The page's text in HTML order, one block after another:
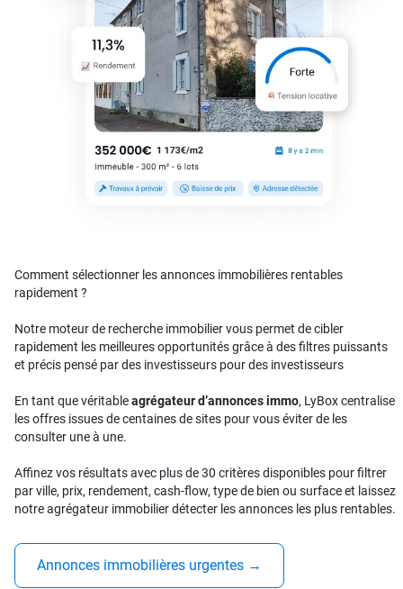
Comment sélectionner les annonces immobilières rentables
rapidement ?
Notre moteur de recherche immobilier vous permet de cibler
rapidement les meilleures opportunités grâce à des filtres puissants
et précis pensé par des investisseurs pour des investisseurs
En tant que véritableagrégateur d’annonces immo, LyBox centralise
les offres issues de centaines de sites pour vous éviter de les
consulter une à une.
Affinez vos résultats avec plus de 30 critères disponibles pour filtrer
par ville, prix, rendement, cash-flow, type de bien ou surface et laissez
notre agrégateur immobilier détecter les annonces les plus rentables.
Annonces immobilières urgentes →